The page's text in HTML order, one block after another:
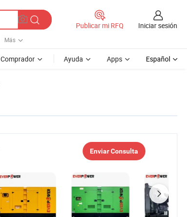
Más
Publicar mi RFQ Iniciar sesión
Comprador Ayuda Apps Español
Enviar Consulta